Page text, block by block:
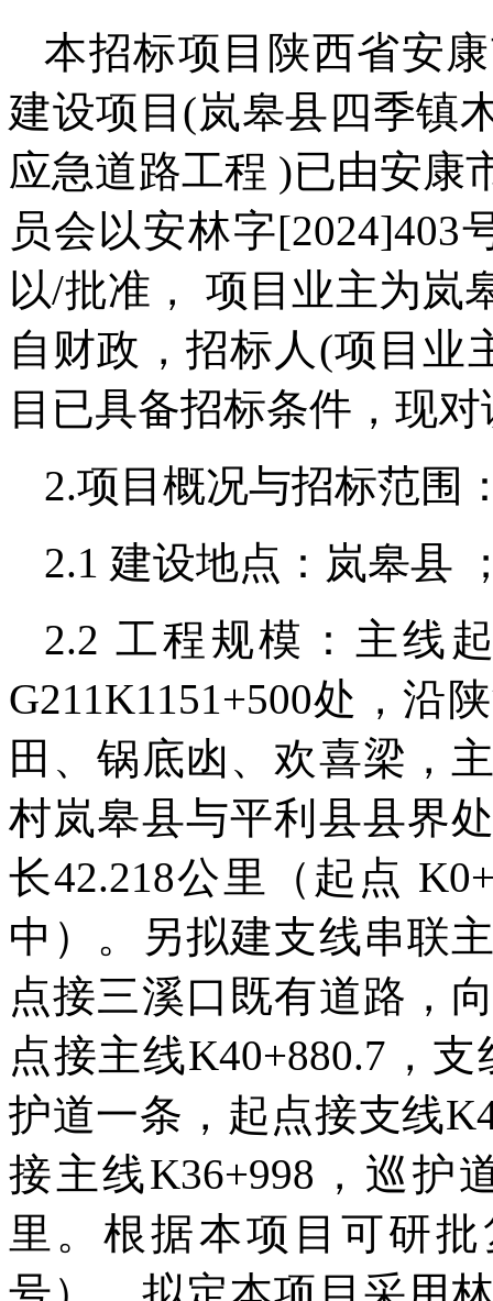
本招标项目陕西省安
建设项目(岚皋县四季镇
应急道路工程 )已由安康
员会以安林字
以/批准， 项目业主为岚
自财政，招标人(项目业
目已具备招标条件，现
2.项目概况与招标范围
2.1 建设地点：岚皋县
2.2 工程规模：主线
G211K1151+500处，沿
田、锅底凼、欢喜梁，
村岚皋县与平利县县界
长42.218公里（起点
中）。另拟建支线串联
点接三溪口既有道路，
点接主线K40+880.7，
护道一条，起点接支线
接主线K36+998，巡护
里。根据本项目可研